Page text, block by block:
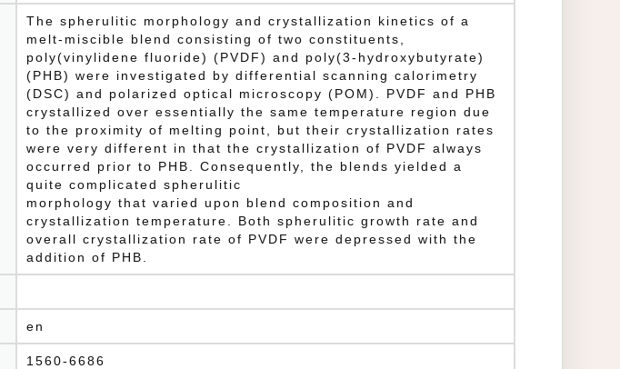
The spherulitic morphology and crystallization kinetics of a
melt-miscible blend consisting of two constituents,
poly(vinylidene fluoride) (PVDF) and poly(3-hydroxybutyrate)
(PHB) were investigated by differential scanning calorimetry
(DSC) and polarized optical microscopy (POM). PVDF and PHB
crystallized over essentially the same temperature region due
to the proximity of melting point, but their crystallization rates
were very different in that the crystallization of PVDF always
occurred prior to PHB. Consequently, the blends yielded a
quite complicated spherulitic
morphology that varied upon blend composition and
crystallization temperature. Both spherulitic growth rate and
overall crystallization rate of PVDF were depressed with the
addition of PHB.
en
1560-6686